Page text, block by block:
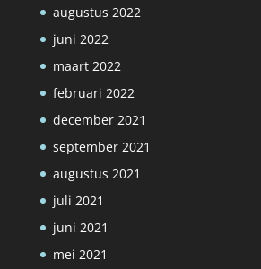
augustus 2022
juni 2022
maart 2022
februari 2022
december 2021
september 2021
augustus 2021
juli 2021
juni 2021
mei 2021